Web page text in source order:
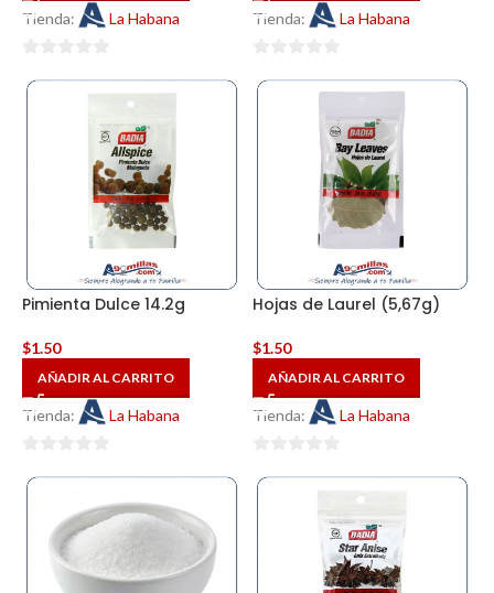
Tienda: La Habana
de
Tienda: La Habana
de
Pimienta Dulce 14.2g
$1.50
AÑADIR AL CARRITO
Tienda: La Habana
de
Hojas de Laurel (5,67g)
$1.50
AÑADIR AL CARRITO
Tienda: La Habana
de